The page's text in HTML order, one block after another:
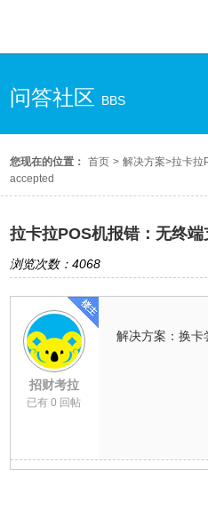
问答社区 BBS
您现在的位置： 首页 > 解决方案>拉卡拉
accepted
拉卡拉POS机报错：无终
浏览次数：4068
招财考拉
已有 0 回帖
解决方案：换卡